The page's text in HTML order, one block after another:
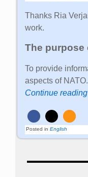
Thanks Ria
work.
The purpose
To provide
aspects of
Continue
Posted in English